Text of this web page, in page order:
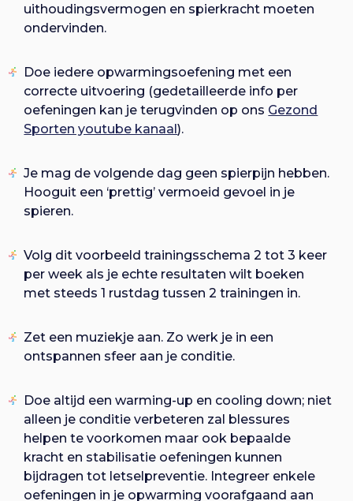
uithoudingsvermogen en spierkracht moeten
ondervinden.
Doe iedere opwarmingsoefening met een
correcte uitvoering (gedetailleerde info per
oefeningen kan je terugvinden op ons Gezond
Sporten youtube kanaal).
Je mag de volgende dag geen spierpijn hebben.
Hooguit een ‘prettig’ vermoeid gevoel in je
spieren.
Volg dit voorbeeld trainingsschema 2 tot 3 keer
per week als je echte resultaten wilt boeken
met steeds 1 rustdag tussen 2 trainingen in.
Zet een muziekje aan. Zo werk je in een
ontspannen sfeer aan je conditie.
Doe altijd een warming-up en cooling down; niet
alleen je conditie verbeteren zal blessures
helpen te voorkomen maar ook bepaalde
kracht en stabilisatie oefeningen kunnen
bijdragen tot letselpreventie. Integreer enkele
oefeningen in je opwarming voorafgaand aan